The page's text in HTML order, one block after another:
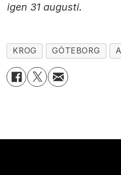
igen 31 augusti.
KROG GÖTEBORG